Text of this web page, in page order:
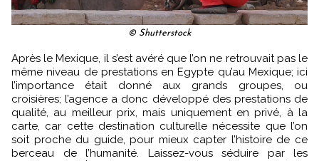
© Shutterstock
Après le Mexique, il s’est avéré que l’on ne retrouvait pas le
même niveau de prestations en Egypte qu’au Mexique; ici
l’importance était donné aux grands groupes, ou
croisières; l’agence a donc développé des prestations de
qualité, au meilleur prix, mais uniquement en privé, à la
carte, car cette destination culturelle nécessite que l’on
soit proche du guide, pour mieux capter l’histoire de ce
berceau de l’humanité. Laissez-vous séduire par les